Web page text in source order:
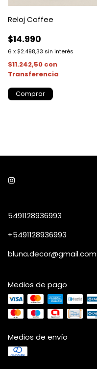
Reloj Coffee
$14.990
6 x $2.498,33 sin interés
$11.242,50 con
Transferencia
5491128936993
+5491128936993
bluna.decor@gmail.com
Medios de pago
Medios de envío